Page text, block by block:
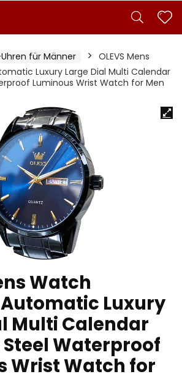
für Männer
OLEVS Mens
Luxury Large Dial Multi Calendar
Luminous Wrist Watch for Men
Watch
Luxury
Multi Calendar
Waterproof
Wrist Watch for